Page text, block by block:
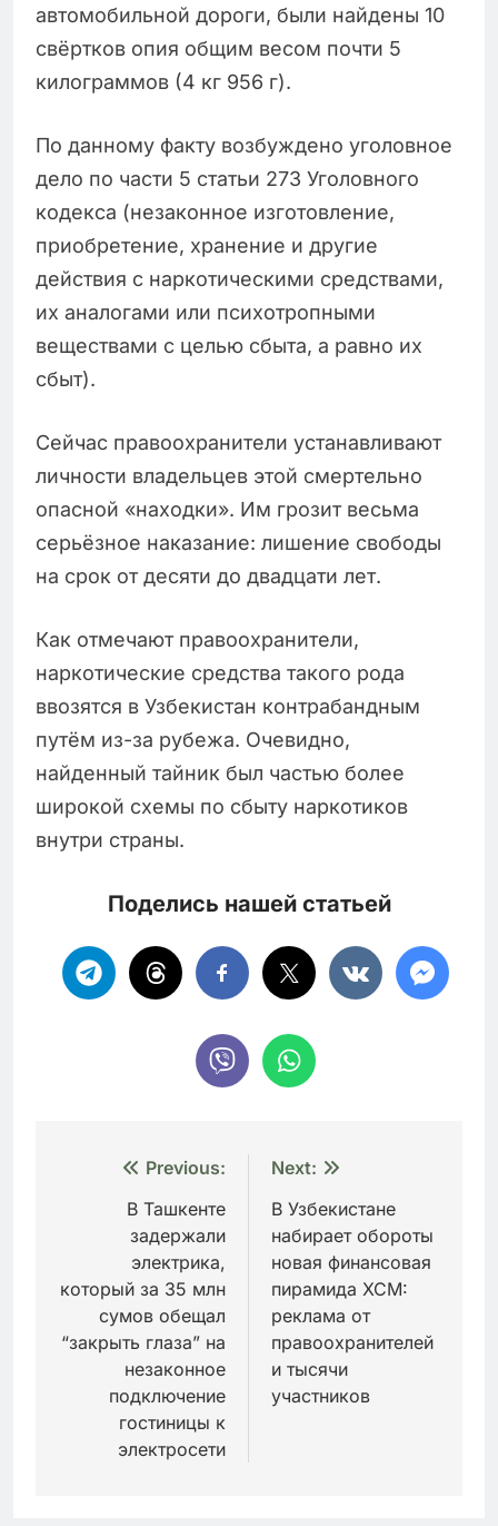
автомобильной дороги, были найдены 10
свёртков опия общим весом почти 5
килограммов (4 кг 956 г).
По данному факту возбуждено уголовное
дело по части 5 статьи 273 Уголовного
кодекса (незаконное изготовление,
приобретение, хранение и другие
действия с наркотическими средствами,
их аналогами или психотропными
веществами с целью сбыта, а равно их
сбыт).
Сейчас правоохранители устанавливают
личности владельцев этой смертельно
опасной «находки». Им грозит весьма
серьёзное наказание: лишение свободы
на срок от десяти до двадцати лет.
Как отмечают правоохранители,
наркотические средства такого рода
ввозятся в Узбекистан контрабандным
путём из-за рубежа. Очевидно,
найденный тайник был частью более
широкой схемы по сбыту наркотиков
внутри страны.
Поделись нашей статьей
Навигация
записям
Previous:
В Ташкенте
задержали
электрика,
который за 35 млн
сумов обещал
“закрыть глаза” на
незаконное
подключение
гостиницы к
электросети
Next:
В Узбекистане
набирает обороты
новая финансовая
пирамида XCM:
реклама от
правоохранителей
и тысячи
участников